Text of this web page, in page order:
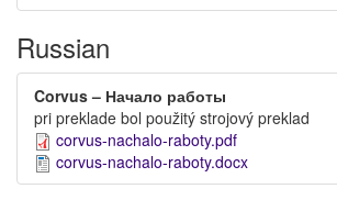
Russian
Corvus – Начало работы
pri preklade bol použitý strojový preklad
corvus-nachalo-raboty.pdf
corvus-nachalo-raboty.docx